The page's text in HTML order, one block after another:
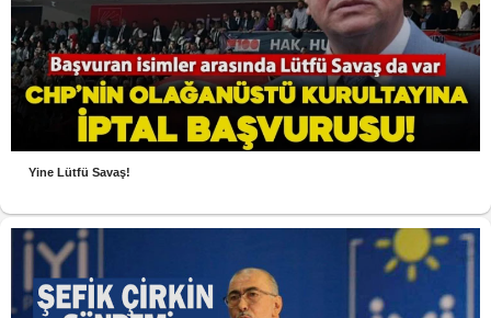
Yine Lütfü Savaş!